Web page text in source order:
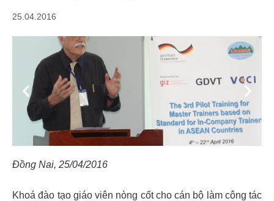
25.04.2016
Previous Next
Đồng Nai, 25/04/2016
Khoá đào tạo giáo viên nòng cốt cho cán bộ làm công tác